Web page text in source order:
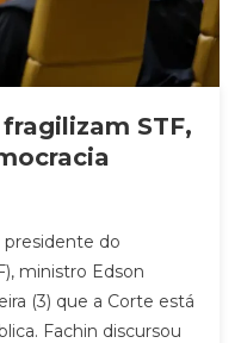
STF,
do
ministro Edson
(3) que a Corte está
Fachin discursou